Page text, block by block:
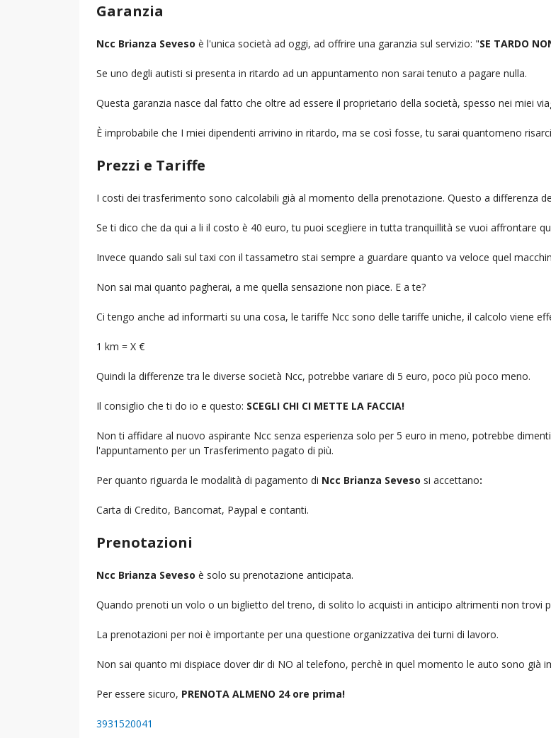
Garanzia
Ncc Brianza Seveso è l'unica società ad oggi, ad offrire una garanzia sul servizio: "SE TARDO
Se uno degli autisti si presenta in ritardo ad un appuntamento non sarai tenuto a pagare nulla.
Questa garanzia nasce dal fatto che oltre ad essere il proprietario della società, spesso nei miei
È improbabile che I miei dipendenti arrivino in ritardo, ma se così fosse, tu sarai quantomeno
Prezzi e Tariffe
I costi dei trasferimento sono calcolabili già al momento della prenotazione. Questo a differenza
Se ti dico che da qui a li il costo è 40 euro, tu puoi scegliere in tutta tranquillità se vuoi affrontare
Invece quando sali sul taxi con il tassametro stai sempre a guardare quanto va veloce quel
Non sai mai quanto pagherai, a me quella sensazione non piace. E a te?
Ci tengo anche ad informarti su una cosa, le tariffe Ncc sono delle tariffe uniche, il calcolo viene
1 km = X €
Quindi la differenze tra le diverse società Ncc, potrebbe variare di 5 euro, poco più poco meno.
Il consiglio che ti do io e questo: SCEGLI CHI CI METTE LA FACCIA!
Non ti affidare al nuovo aspirante Ncc senza esperienza solo per 5 euro in meno, potrebbe
l'appuntamento per un Trasferimento pagato di più.
Per quanto riguarda le modalità di pagamento di Ncc Brianza Seveso si accettano:
Carta di Credito, Bancomat, Paypal e contanti.
Prenotazioni
Ncc Brianza Seveso è solo su prenotazione anticipata.
Quando prenoti un volo o un biglietto del treno, di solito lo acquisti in anticipo altrimenti non trovi
La prenotazioni per noi è importante per una questione organizzativa dei turni di lavoro.
Non sai quanto mi dispiace dover dir di NO al telefono, perchè in quel momento le auto sono già
Per essere sicuro, PRENOTA ALMENO 24 ore prima!
3931520041